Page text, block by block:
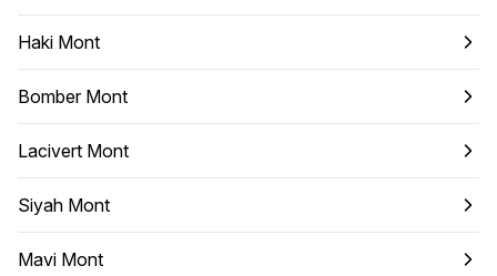
Haki Mont
Bomber Mont
Lacivert Mont
Siyah Mont
Mavi Mont